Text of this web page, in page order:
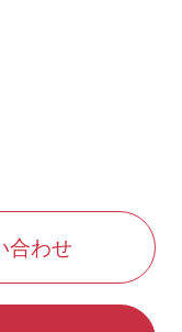
合わせ